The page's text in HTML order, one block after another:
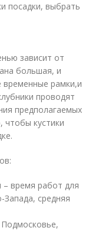
посадки, выбрать
зависит от
большая, и
временные рамки,и
проводят
предполагаемых
чтобы кустики
– время работ для
средняя